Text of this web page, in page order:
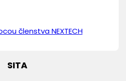
členstva NEXTECH
SITA